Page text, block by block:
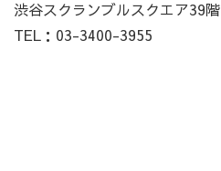
渋谷スクランブルスクエア39階
TEL：03-3400-3955